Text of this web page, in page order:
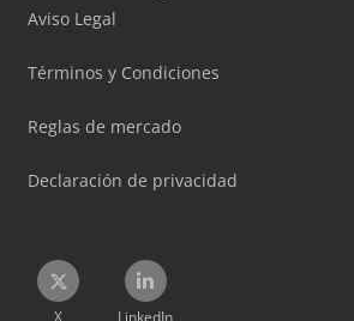
Aviso Legal
Términos y Condiciones
Reglas de mercado
Declaración de privacidad
X LinkedIn